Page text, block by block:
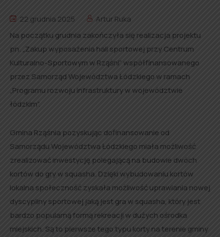
22 grudnia 2025
Artur Ruka
Na początku grudnia zakończyła się realizacja projektu
pn. „Zakup wyposażenia hali sportowej przy Centrum
Kulturalno-Sportowym w Rząśni” współfinansowanego
przez Samorząd Województwa Łódzkiego w ramach
„Programu rozwoju infrastruktury w województwie
łódzkim”.
Gmina Rząśnia pozyskując dofinansowanie od
Samorządu Województwa Łódzkiego miała możliwość
zrealizować inwestycję polegającą na budowie dwóch
kortów do gry w squasha. Dzięki wybudowaniu kortów
lokalna społeczność zyskała możliwość uprawiania nowej
dyscypliny sportowej jaką jest gra w squasha, który jest
bardzo popularną formą rekreacji w dużych ośrodka
miejskich. Są to pierwsze tego typu korty na terenie gminy